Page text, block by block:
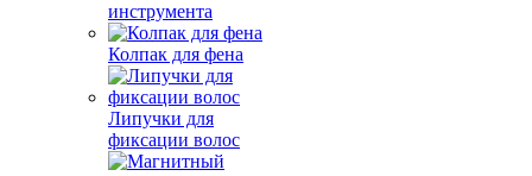
инструмента
Колпак для фена
Липучки для
фиксации волос